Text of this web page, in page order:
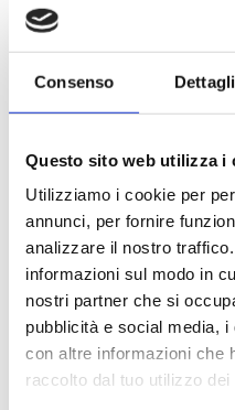
Consenso Dettagli
Questo sito web utilizza i
Utilizziamo i cookie per
annunci, per fornire
analizzare il nostro
informazioni sul modo in
nostri partner che si
pubblicità e social media,
con altre informazioni che
raccolto dal tuo utilizzo
Il trattamento di
Bevande a dispenser,
particolare.
(giochi, concorsi,
Gli spettacoli musicali
balli e le feste in
crociera.
L'utilizzo di tutte le
lettini, teli mare,
biblioteca, discoteca.
La quota non comprende